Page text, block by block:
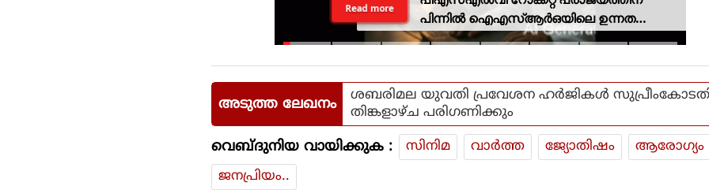
പിന്നില്‍ ഐഎസ്ആര്‍ഒയിലെ ഉന്നത
ശാസ്ത്രജ്ഞനെന്ന് സംശയം
Read more
അടുത്ത ലേഖനം
ശബരിമല യുവതി പ്രവേശന ഹര്‍ജികള്‍
തിങ്കളാഴ്ച പരിഗണിക്കും
വെബ്ദുനിയ വായിക്കുക : സിനിമ വാര്‍ത്ത ജ്യോതിഷം
ആരോഗ്യം
ജനപ്രിയം..